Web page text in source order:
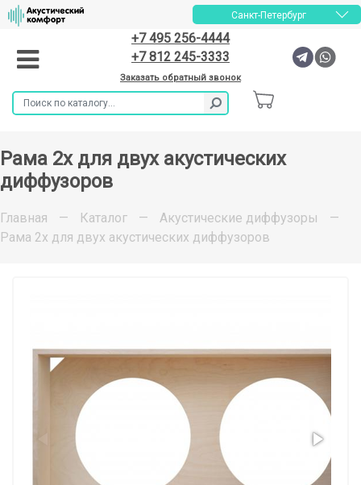
Санкт-Петербург
+7 495 256-4444
+7 812 245-3333
Заказать обратный звонок
Рама 2x для двух акустических
диффузоров
Главная — Каталог — Акустические диффузоры
—
Рама 2x для двух акустических диффузоров